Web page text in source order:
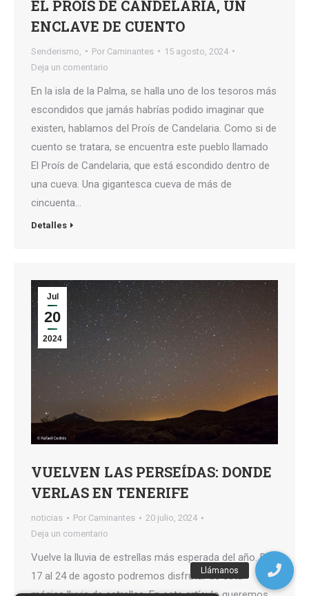
EL PROÍS DE CANDELARIA, UN
ENCLAVE DE CUENTO
Senderismo, Por Caminantes
15 agosto, 2024
Deja un comentario
En la isla de la Palma, se halla uno de los tesoros más
escondidos que jamás habrías podido imaginar que
existen, hablamos del Proís de Candelaria. Como si de
cuento se tratara, se encuentra este pueblo llamado
El Proís de Candelaria, que está escondido dentro de
una cueva. Una gigantesca cueva de más de
cincuenta…
Detalles
Jul
20
2024
VUELVEN LAS PERSEÍDAS: DONDE
VERLAS EN TENERIFE
noticias Por Caminantes
20 julio, 2024
Deja un comentario
Vuelve la lluvia de estrellas más esperada del año. Del
17 al 24 de agosto podremos disfrutar de esta